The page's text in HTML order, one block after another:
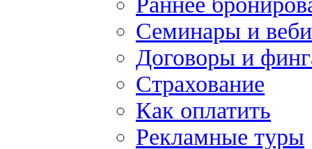
Семинары и
Договоры и
Страхование
Как оплатить
Рекламные туры